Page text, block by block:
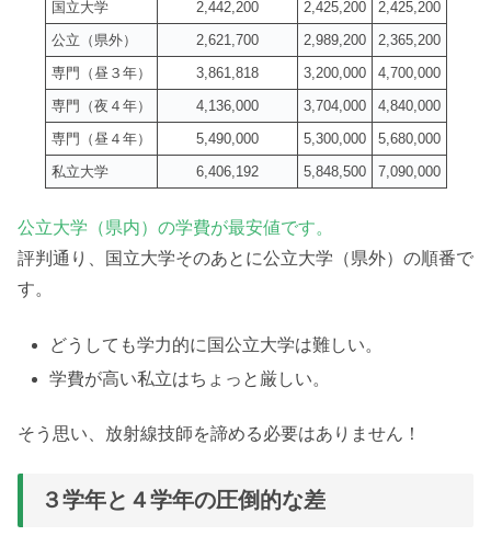
国立大学
2,442,200 2,425,200
2,425,200
公立（県外）
2,621,700 2,989,200
2,365,200
専門（昼３年）
3,861,818 3,200,000
4,700,000
専門（夜４年）
4,136,000 3,704,000
4,840,000
専門（昼４年）
5,490,000 5,300,000
5,680,000
私立大学
6,406,192 5,848,500 7,090,000
公立大学（県内）の学費が最安値です。
評判通り、国立大学そのあとに公立大学（県外）の順番で
す。
どうしても学力的に国公立大学は難しい。
学費が高い私立はちょっと厳しい。
そう思い、放射線技師を諦める必要はありません！
３学年と４学年の圧倒的な差